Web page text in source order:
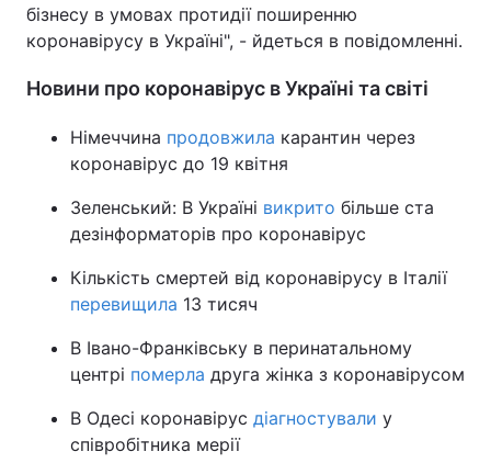
бізнесу в умовах протидії поширенню
коронавірусу в Україні", - йдеться в повідомленні.
Новини про коронавірус в Україні та світі
Німеччина продовжила карантин через
коронавірус до 19 квітня
Зеленський: В Україні викрито більше ста
дезінформаторів про коронавірус
Кількість смертей від коронавірусу в Італії
перевищила 13 тисяч
В Івано-Франківську в перинатальному
центрі померла друга жінка з коронавірусом
В Одесі коронавірус діагностували у
співробітника мерії